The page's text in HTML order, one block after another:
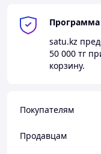
satu.kz
50 000 тг
корзину.
Покупателям
Продавцам